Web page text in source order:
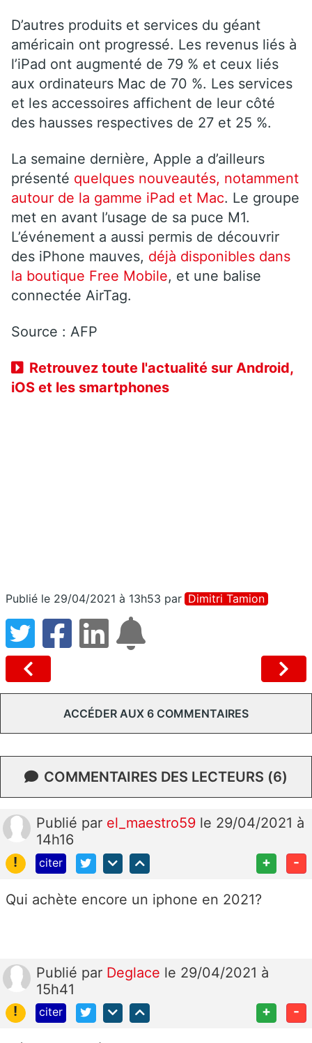
D’autres produits et services du géant
américain ont progressé. Les revenus liés à
l’iPad ont augmenté de 79 % et ceux liés
aux ordinateurs Mac de 70 %. Les services
et les accessoires affichent de leur côté
des hausses respectives de 27 et 25 %.
La semaine dernière, Apple a d’ailleurs
présenté quelques nouveautés, notamment
autour de la gamme iPad et Mac. Le groupe
met en avant l’usage de sa puce M1.
L’événement a aussi permis de découvrir
des iPhone mauves, déjà disponibles dans
la boutique Free Mobile, et une balise
connectée AirTag.
Source : AFP
Retrouvez toute l'actualité sur Android,
iOS et les smartphones
Publié le 29/04/2021 à 13h53 par Dimitri Tamion
ACCÉDER AUX 6 COMMENTAIRES
COMMENTAIRES DES LECTEURS (6)
Publié par el_maestro59 le 29/04/2021 à
14h16
!
citer + -
Qui achète encore un iphone en 2021?
Publié par Deglace le 29/04/2021 à
15h41
!
citer + -